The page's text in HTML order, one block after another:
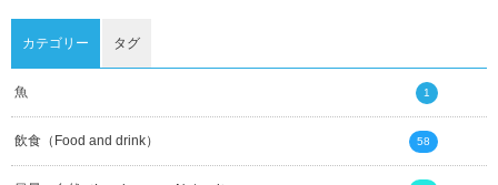
カテゴリー タグ
魚 1
飲食（Food and drink） 58